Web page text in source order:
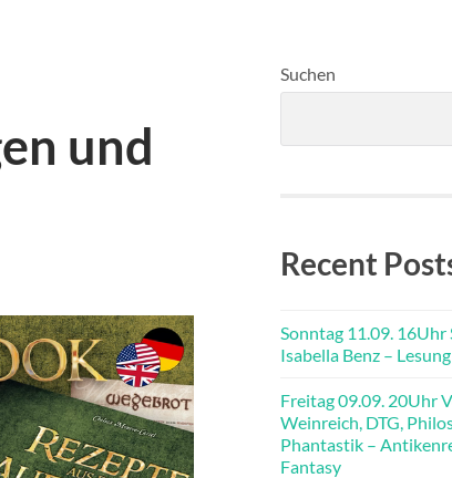
und
Suchen
Recent
Sonntag 11.09.
Isabella Benz – Lesung
Freitag 09.09. 20Uhr
Weinreich, DTG,
Phantastik –
Fantasy